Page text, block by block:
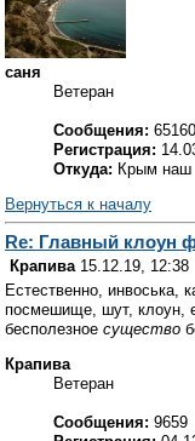
саня
Ветеран
Сообщения: 65160
Регистрация:
Откуда: Крым наш
Вернуться к началу
Re: Главный клоун
Крапива 15.12.19, 12:38
Естественно, инвоська,
посмешище, шут, клоун,
бесполезное существо
Крапива
Ветеран
Сообщения: 9659